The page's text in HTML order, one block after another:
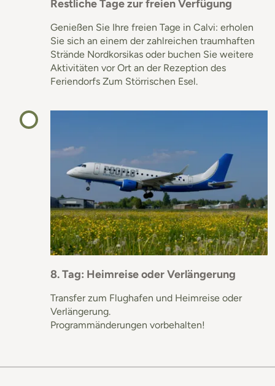
Restliche Tage zur freien Verfügung
Genießen Sie Ihre freien Tage in Calvi: erholen
Sie sich an einem der zahlreichen traumhaften
Strände Nordkorsikas oder buchen Sie weitere
Aktivitäten vor Ort an der Rezeption des
Feriendorfs Zum Störrischen Esel.
8. Tag: Heimreise oder Verlängerung
Transfer zum Flughafen und Heimreise oder
Verlängerung.
Programmänderungen vorbehalten!